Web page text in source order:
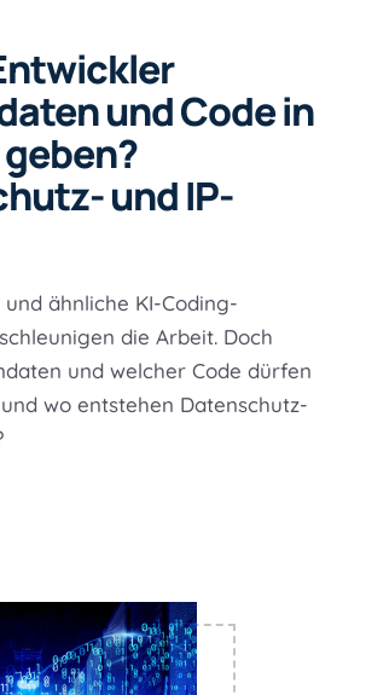
und Code in
und IP-
ähnliche KI-Coding-
die Arbeit. Doch
und welcher Code dürfen
wo entstehen Datenschutz-